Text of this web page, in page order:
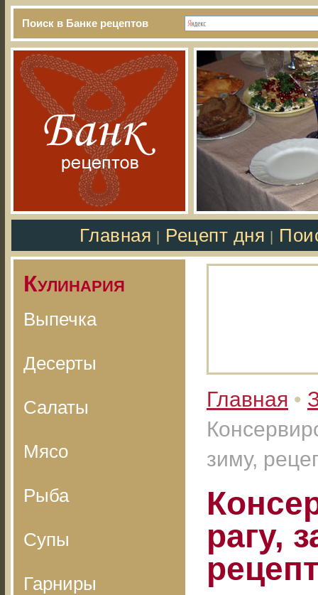
Поиск в Банке рецептов
Главная Рецепт дня
Кулинария
Выпечка
Десерты
Салаты
Мясо
Рыба
Супы
Гарниры
Главная •
зиму,
рагу,